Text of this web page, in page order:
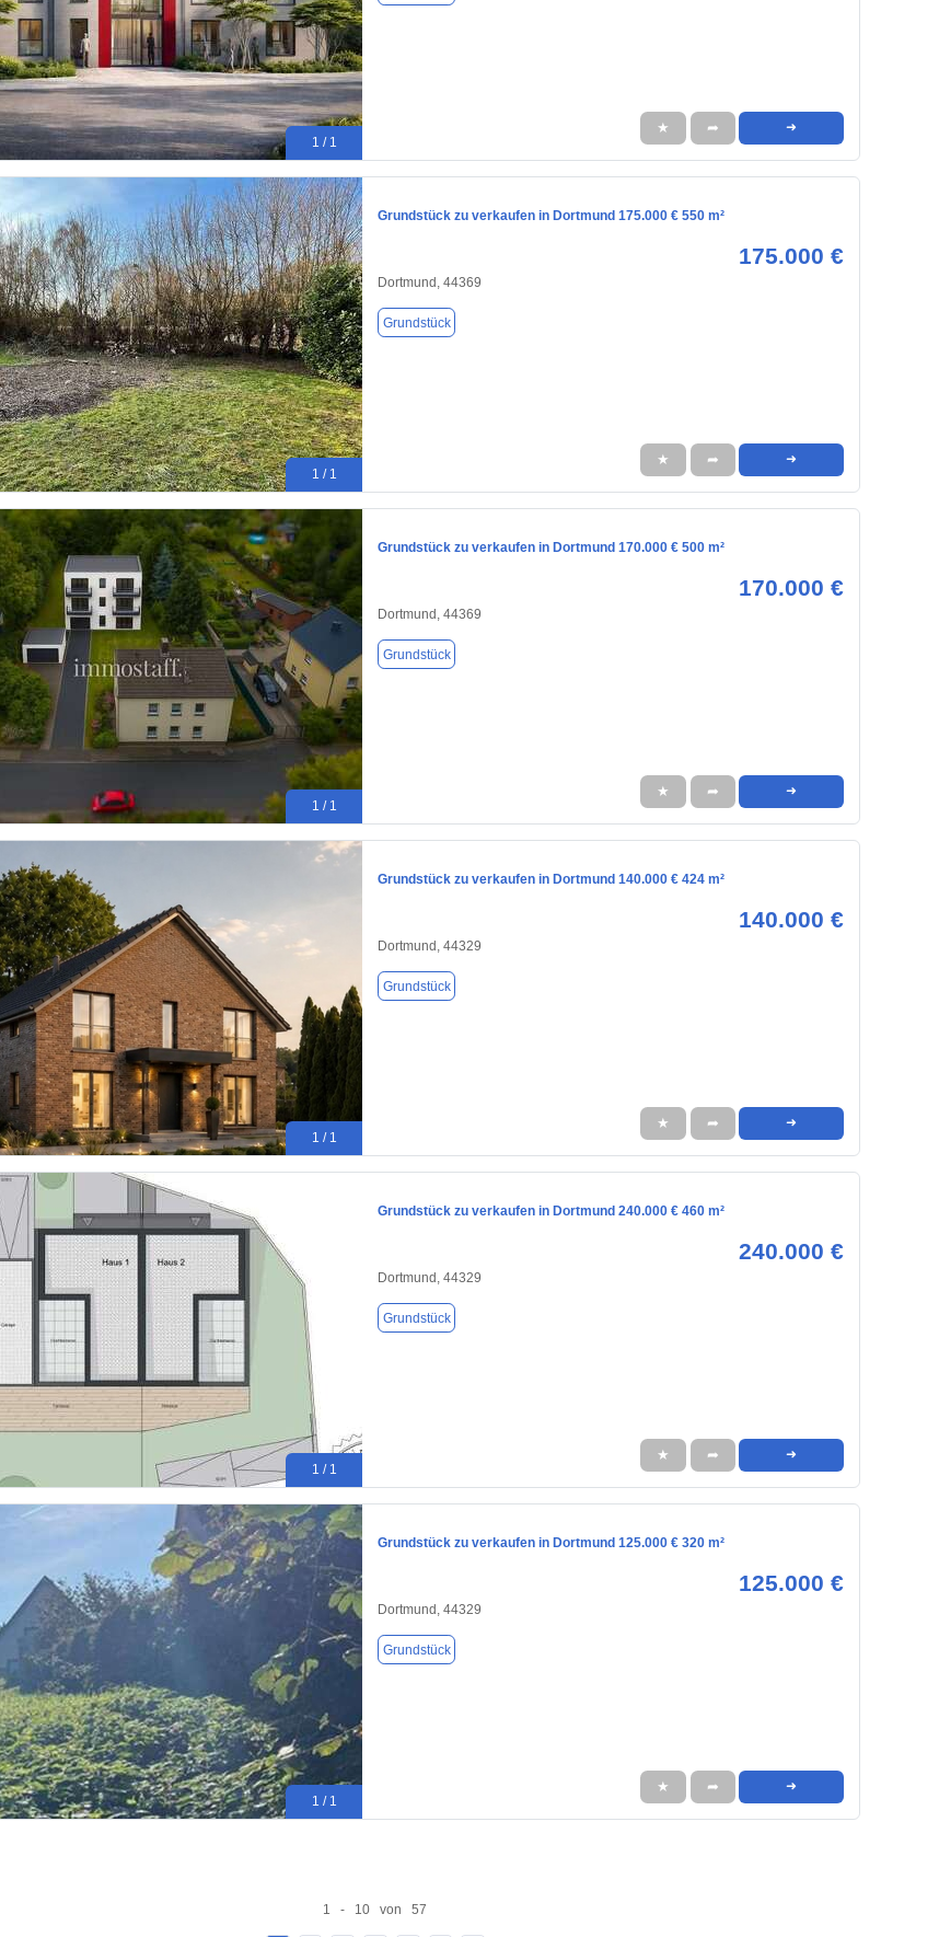
1 / 1
★ ➦ ➜
1 / 1
Grundstück zu verkaufen in Dortmund 175.000 € 550 m²
175.000 €
Dortmund, 44369
Grundstück
★ ➦ ➜
1 / 1
Grundstück zu verkaufen in Dortmund 170.000 € 500 m²
170.000 €
Dortmund, 44369
Grundstück
★ ➦ ➜
1 / 1
Grundstück zu verkaufen in Dortmund 140.000 € 424 m²
140.000 €
Dortmund, 44329
Grundstück
★ ➦ ➜
1 / 1
Grundstück zu verkaufen in Dortmund 240.000 € 460 m²
240.000 €
Dortmund, 44329
Grundstück
★ ➦ ➜
1 / 1
Grundstück zu verkaufen in Dortmund 125.000 € 320 m²
125.000 €
Dortmund, 44329
Grundstück
★ ➦ ➜
1 - 10 von 57